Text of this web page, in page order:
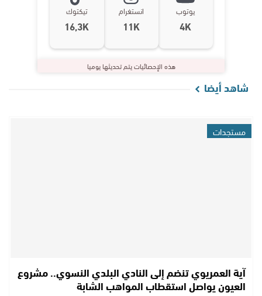
يوتوب
4K
انستغرام
11K
تيكتوك
16,3K
هذه الإحصائيات يتم تحديثها يوميا
شاهد أيضا
مستجدات
آية العمريوي تنضم إلى النادي البلدي النسوي.. مشروع
العيون يواصل استقطاب المواهب الشابة